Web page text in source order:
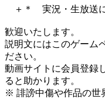
＋＊ 実況・生放送
歓迎いたします。
説明文にはこのゲーム
ださい。
動画サイトに会員登録
ると助かります。
※ 誹謗中傷や作品の世